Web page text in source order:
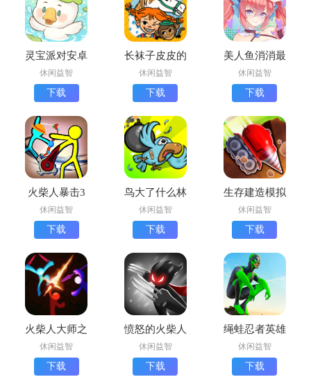
灵宝派对安卓
版下载
休闲益智
下载
长袜子皮皮的
世界安卓版下
载
休闲益智
下载
美人鱼消消最
新版下载
休闲益智
下载
火柴人暴击3
手机版下载
休闲益智
下载
鸟大了什么林
子都有手机版
下载
休闲益智
下载
生存建造模拟
最新版下载
休闲益智
下载
火柴人大师之
战最新版下载
(火柴人大师
之战安装器)
休闲益智
下载
愤怒的火柴人
7中文版
休闲益智
下载
绳蛙忍者英雄
安卓版下载
(Rope Frog
Ninja Hero
休闲益智
下载